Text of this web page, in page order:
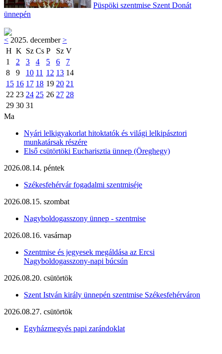
Püspöki szentmise Szent Donát
ünnepén
< 2025. december>
H K Sz Cs P Sz V
1
2 3 4 5 6
7
8
9 10 11 12 13 14
15 16 17 18 19 20 21
22 23 24 25 26 27 28
29 30 31
Ma
Nyári lelkigyakorlat hitoktatók és világi lelkipásztori
munkatársak részére
Első csütörtöki Eucharisztia ünnep (Öreghegy)
2026.08.14. péntek
Székesfehérvár fogadalmi szentmiséje
2026.08.15. szombat
Nagyboldogasszony ünnep - szentmise
2026.08.16. vasárnap
Szentmise és jegyesek megáldása az Ercsi
Nagyboldogasszony-napi búcsún
2026.08.20. csütörtök
Szent István király ünnepén szentmise Székesfehérváron
2026.08.27. csütörtök
Egyházmegyés papi zarándoklat